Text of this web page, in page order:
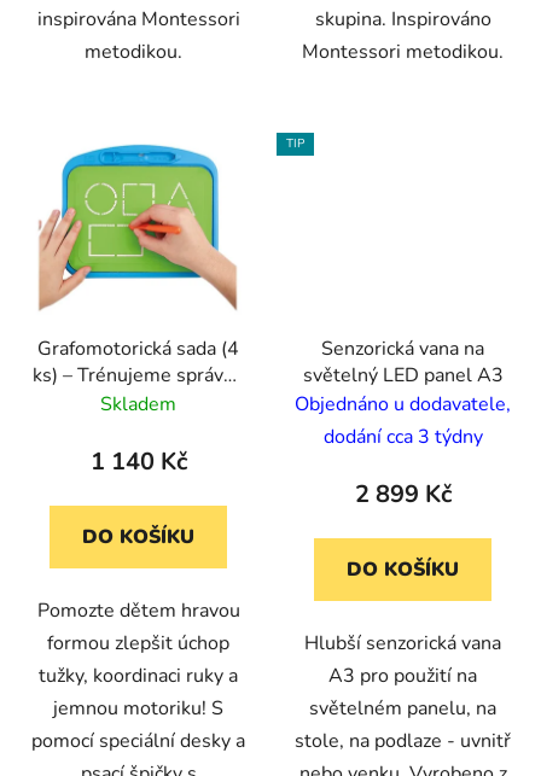
inspirována Montessori
metodikou.
skupina. Inspirováno
Montessori metodikou.
Grafomotorická sada (4
ks) – Trénujeme správný
úchop tužky a jemnou
Skladem
1 140 Kč
DO KOŠÍKU
Pomozte dětem hravou
formou zlepšit úchop
tužky, koordinaci ruky a
jemnou motoriku! S
pomocí speciální desky a
TIP
Senzorická vana na
světelný LED panel A3
Objednáno u dodavatele,
dodání cca 3 týdny
2 899 Kč
DO KOŠÍKU
Hlubší senzorická vana
A3 pro použití na
světelném panelu, na
stole, na podlaze - uvnitř